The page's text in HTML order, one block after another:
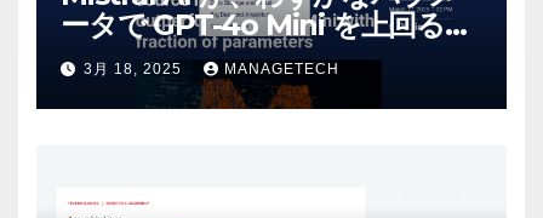
ータで GPT-4o Mini を上回る新
しいオープンソース モデルをリ
リース | VentureBeat
3月 18, 2025 MANAGETECH